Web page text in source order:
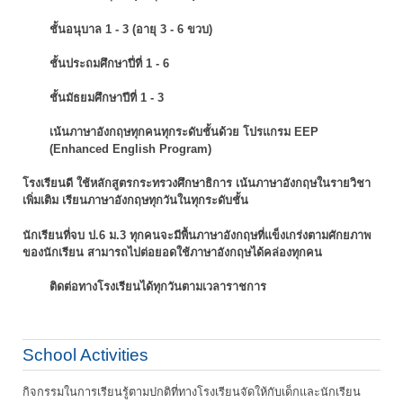
ชั้นอนุบาล 1 - 3 (อายุ 3 - 6 ขวบ)
ชั้นประถมศึกษาปี่ที่ 1 - 6
ชั้นมัธยมศึกษาปีที่ 1 - 3
เน้นภาษาอังกฤษทุกคนทุกระดับชั้นด้วย โปรแกรม EEP
(Enhanced English Program)
โรงเรียนดี ใช้หลักสูตรกระทรวงศึกษาธิการ เน้นภาษาอังกฤษในรายวิชา
เพิ่มเติม เรียนภาษาอังกฤษทุกวันในทุกระดับชั้น
นักเรียนที่จบ ป.6 ม.3 ทุกคนจะมีพื้นภาษาอังกฤษที่แข็งเกร่งตามศักยภาพ
ของนักเรียน สามารถไปต่อยอดใช้ภาษาอังกฤษได้คล่องทุกคน
ติดต่อทางโรงเรียนได้ทุกวันตามเวลาราชการ
School Activities
กิจกรรมในการเรียนรู้ตามปกติที่ทางโรงเรียนจัดให้กับเด็กและนักเรียน